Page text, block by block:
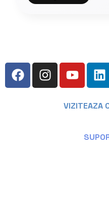
VIZITEAZA